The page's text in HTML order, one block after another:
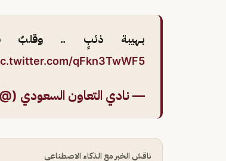
بـهيبة ذئبٍ .. وقلبٌ
qFkn3TwWF5
— نادي التعاون السعودي (@AltaawounFC)
ناقش الخبر مع الذكاء الاصطناعي